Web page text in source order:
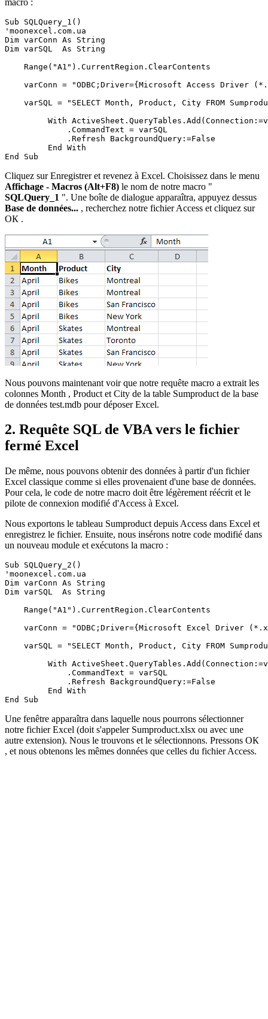
Sub SQLQuery_1()
'moonexcel.com.ua
Dim varConn As String
Dim varSQL  As String
    Range("A1").CurrentRegion.ClearContents
varConn = "ODBC;Driver={Microsoft Access Driver
varSQL = "SELECT Month, Product, City FROM
With
             .CommandText = varSQL
             .Refresh BackgroundQuery:=False
         End With
Cliquez sur Enregistrer et revenez à Excel. Choisissez dans le menu
Affichage - Macros (Alt+F8) le nom de notre macro "
SQLQuery_1 ". Une boîte de dialogue apparaîtra, appuyez dessus
Base de données... , recherchez notre fichier Access et cliquez sur
ОК .
Nous pouvons maintenant voir que notre requête macro a extrait les
colonnes Month , Product et City de la table Sumproduct de la base
de données test.mdb pour déposer Excel.
2. Requête SQL de VBA vers le fichier
fermé Excel
De même, nous pouvons obtenir des données à partir d'un fichier
Excel classique comme si elles provenaient d'une base de données.
Pour cela, le code de notre macro doit être légèrement réécrit et le
pilote de connexion modifié d'Access à Excel.
Nous exportons le tableau Sumproduct depuis Access dans Excel et
enregistrez le fichier. Ensuite, nous insérons notre code modifié dans
un nouveau module et exécutons la macro :
Sub SQLQuery_2()
'moonexcel.com.ua
Dim varConn As String
Dim varSQL  As String
    Range("A1").CurrentRegion.ClearContents
varConn = "ODBC;Driver={Microsoft Excel Driver
varSQL = "SELECT Month, Product, City FROM
With
             .CommandText = varSQL
             .Refresh BackgroundQuery:=False
         End With
Une fenêtre apparaîtra dans laquelle nous pourrons sélectionner
notre fichier Excel (doit s'appeler Sumproduct.xlsx ou avec une
autre extension). Nous le trouvons et le sélectionnons. Pressons ОК
, et nous obtenons les mêmes données que celles du fichier Access.